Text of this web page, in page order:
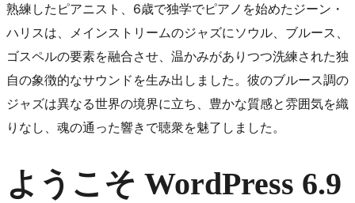
熟練したピアニスト、6歳で独学でピアノを始めたジーン・
ハリスは、メインストリームのジャズにソウル、ブルース、
ゴスペルの要素を融合させ、温かみがありつつ洗練された独
自の象徴的なサウンドを生み出しました。彼のブルース調の
ジャズは異なる世界の境界に立ち、豊かな質感と雰囲気を織
りなし、魂の通った響きで聴衆を魅了しました。
ようこそ WordPress 6.9